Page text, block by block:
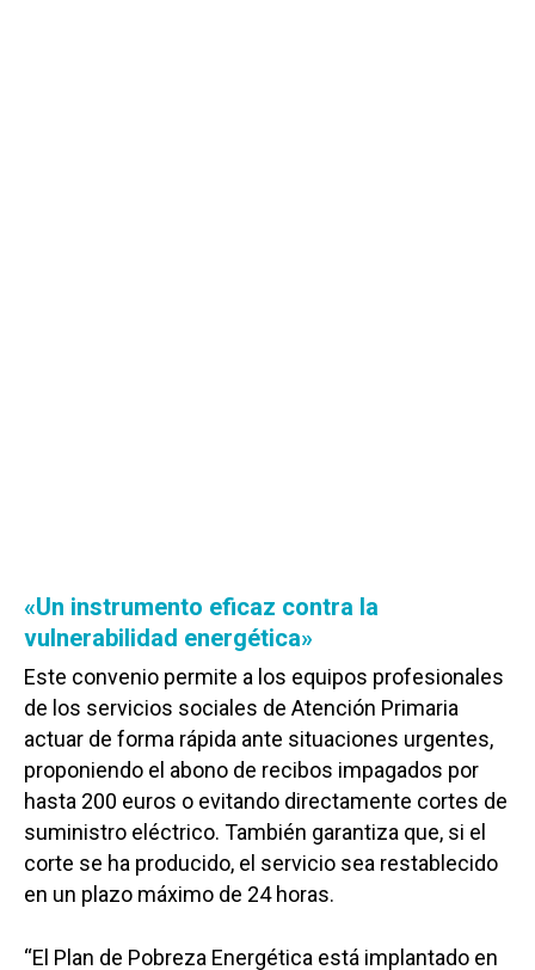
«Un instrumento eficaz contra la
vulnerabilidad energética»
Este convenio permite a los equipos profesionales
de los servicios sociales de Atención Primaria
actuar de forma rápida ante situaciones urgentes,
proponiendo el abono de recibos impagados por
hasta 200 euros o evitando directamente cortes de
suministro eléctrico. También garantiza que, si el
corte se ha producido, el servicio sea restablecido
en un plazo máximo de 24 horas.
“El Plan de Pobreza Energética está implantado en